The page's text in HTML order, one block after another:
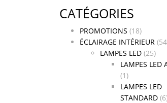
CATÉGORIES
PROMOTIONS (18)
ÉCLAIRAGE INTÉRIEUR
LAMPES LED (25)
LAMPES LED
(1)
LAMPES LED
STANDARD